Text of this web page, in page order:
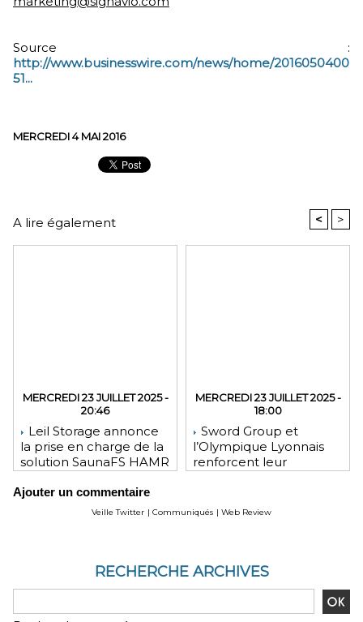
Source :
http://www.businesswire.com/news/home/2016050400
51...
MERCREDI 4 MAI 2016
A lire également < >
MERCREDI 23 JUILLET 2025 -
20:46
Leil Storage annonce
la prise en charge de la
solution SaunaFS HAMR
stockage accrue lors
des déploiements sur
MERCREDI 23 JUILLET 2025 -
18:00
Sword Group et
l’Olympique Lyonnais
renforcent leur
Ajouter un commentaire
Veille Twitter | Communiqués | Web Review
RECHERCHE ARCHIVES